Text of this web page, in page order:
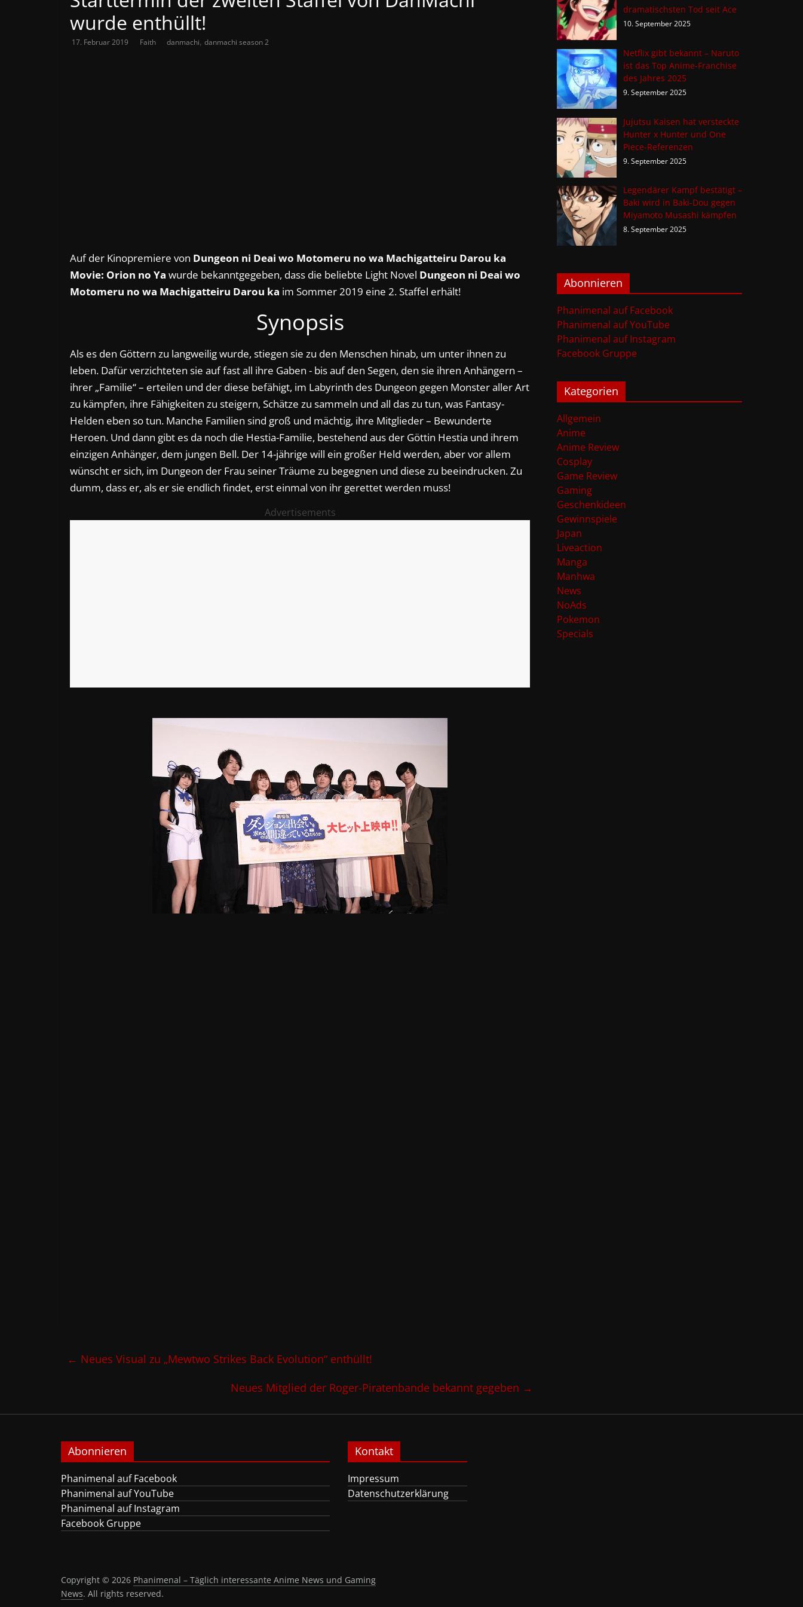
wurde enthüllt!
17. Februar 2019 Faith danmachi, danmachi season 2
Auf der Kinopremiere von Dungeon ni Deai wo Motomeru no wa Machigatteiru Darou ka
Movie: Orion no Ya wurde bekanntgegeben, dass die beliebte Light Novel Dungeon ni Deai wo
Motomeru no wa Machigatteiru Darou ka im Sommer 2019 eine 2. Staffel erhält!
Synopsis
Als es den Göttern zu langweilig wurde, stiegen sie zu den Menschen hinab, um unter ihnen zu
leben. Dafür verzichteten sie auf fast all ihre Gaben - bis auf den Segen, den sie ihren Anhängern –
ihrer „Familie“ – erteilen und der diese befähigt, im Labyrinth des Dungeon gegen Monster aller Art
zu kämpfen, ihre Fähigkeiten zu steigern, Schätze zu sammeln und all das zu tun, was Fantasy-
Helden eben so tun. Manche Familien sind groß und mächtig, ihre Mitglieder – Bewunderte
Heroen. Und dann gibt es da noch die Hestia-Familie, bestehend aus der Göttin Hestia und ihrem
einzigen Anhänger, dem jungen Bell. Der 14-jährige will ein großer Held werden, aber vor allem
wünscht er sich, im Dungeon der Frau seiner Träume zu begegnen und diese zu beeindrucken. Zu
dumm, dass er, als er sie endlich findet, erst einmal von ihr gerettet werden muss!
Advertisements
← Neues Visual zu „Mewtwo Strikes Back Evolution“ enthüllt!
Neues Mitglied der Roger-Piratenbande bekannt gegeben →
dramatischsten Tod seit Ace
10. September 2025
Netflix gibt bekannt – Naruto
ist das Top Anime-Franchise
des Jahres 2025
9. September 2025
Jujutsu Kaisen hat versteckte
Hunter x Hunter und One
Piece-Referenzen
9. September 2025
Legendärer Kampf bestätigt –
Baki wird in Baki-Dou gegen
Miyamoto Musashi kämpfen
8. September 2025
Abonnieren
Phanimenal auf Facebook
Phanimenal auf YouTube
Phanimenal auf Instagram
Facebook Gruppe
Kategorien
Allgemein
Anime
Anime Review
Cosplay
Game Review
Gaming
Geschenkideen
Gewinnspiele
Japan
Liveaction
Manga
Manhwa
News
NoAds
Pokemon
Specials
Abonnieren
Phanimenal auf Facebook
Phanimenal auf YouTube
Phanimenal auf Instagram
Facebook Gruppe
Kontakt
Impressum
Datenschutzerklärung
Copyright © 2026 Phanimenal – Täglich interessante Anime News und Gaming
News. All rights reserved.